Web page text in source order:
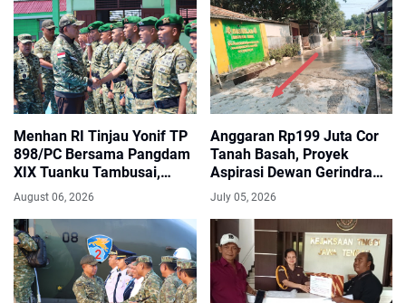
Menhan RI Tinjau Yonif TP
898/PC Bersama Pangdam
XIX Tuanku Tambusai,
Tegaskan Disiplin dan
Loyalitas Prajurit
August 06, 2026
Anggaran Rp199 Juta Cor
Tanah Basah, Proyek
Aspirasi Dewan Gerindra
Indramayu Minta Diaudit
July 05, 2026